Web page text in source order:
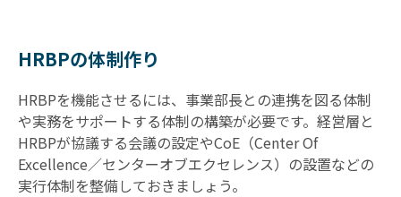
HRBPの体制作り
HRBPを機能させるには、事業部長との連携を図る体制
や実務をサポートする体制の構築が必要です。経営層と
HRBPが協議する会議の設定やCoE（Center Of
Excellence／センターオブエクセレンス）の設置などの
実行体制を整備しておきましょう。